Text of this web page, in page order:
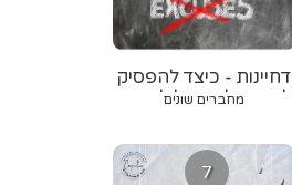
דחיינות - כיצד להפסיק
לדחות ולהתחיל לעשות
מחברים שונים
7